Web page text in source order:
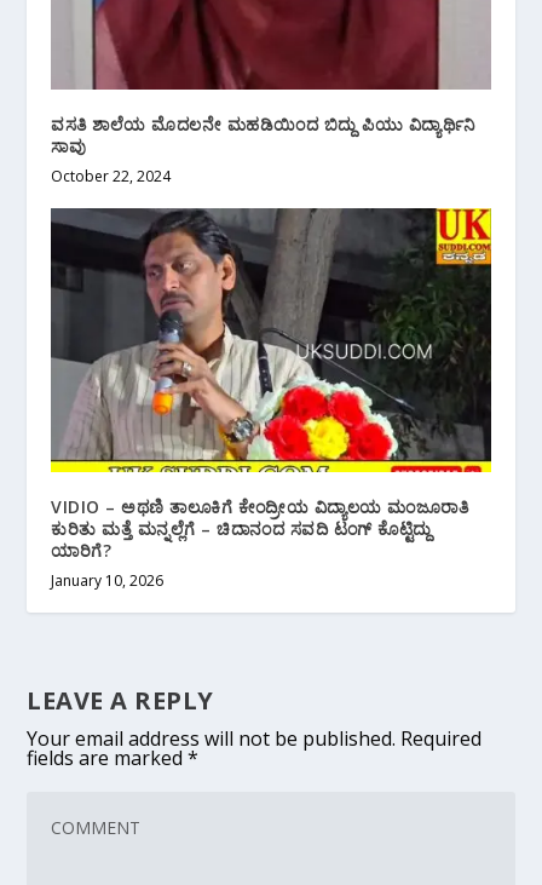
ವಸತಿ ಶಾಲೆಯ ಮೊದಲನೇ ಮಹಡಿಯಿಂದ ಬಿದ್ದು ಪಿಯು ವಿದ್ಯಾರ್ಥಿನಿ
ಸಾವು
October 22, 2024
VIDIO – ಅಥಣಿ ತಾಲೂಕಿಗೆ ಕೇಂದ್ರೀಯ ವಿದ್ಯಾಲಯ ಮಂಜೂರಾತಿ
ಕುರಿತು‌ ಮತ್ತೆ ಮನ್ನಲ್ಲೆಗೆ – ಚಿದಾನಂದ ಸವದಿ ಟಂಗ್ ಕೊಟ್ಟಿದ್ದು
ಯಾರಿಗೆ?
January 10, 2026
LEAVE A REPLY
Your email address will not be published. Required
fields are marked*